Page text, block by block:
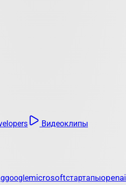
Видеоклипы
googlemicrosoftстартапыopenai